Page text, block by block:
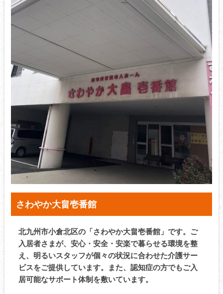
さわやか大畠壱番館
北九州市小倉北区の「さわやか大畠壱番館」です。ご
入居者さまが、安心・安全・安楽で暮らせる環境を整
え、明るいスタッフが個々の状況に合わせた介護サー
ビスをご提供しています。また、認知症の方でもご入
居可能なサポート体制を敷いています。